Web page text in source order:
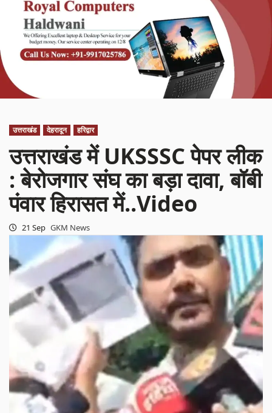
उत्तराखंड देहरादून हरिद्वार
उत्तराखंड में UKSSSC पेपर लीक
: बेरोजगार संघ का बड़ा दावा, बॉबी
पंवार हिरासत में..Video
21 Sep GKM News